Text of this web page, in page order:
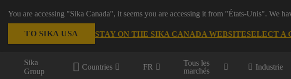
You are accessing "Sika Canada", it seems you are accessing it from "États-Unis". We
TO SIKA USA STAY ON THE SIKA CANADA WEBSITESELECT A
Sika
Group
Countries FR
Tous les
marchés
Industrie